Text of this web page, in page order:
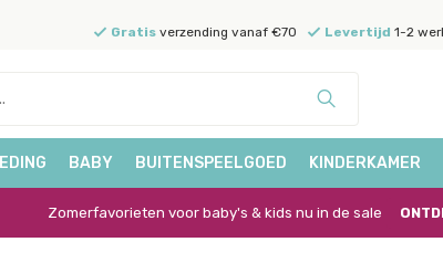
Gratis verzending vanaf €70 Levertijd 1-2
BABY BUITENSPEELGOED KINDERKAMER
Zomerfavorieten voor baby's & kids nu in de sale